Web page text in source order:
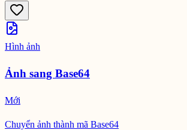
Hình ảnh
Ảnh sang Base64
Mới
Chuyển ảnh thành mã Base64